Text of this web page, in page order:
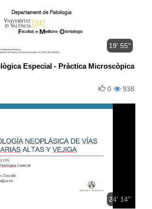
19' 55''
Especial - Pràctica Microscòpica
938
0
24' 14''